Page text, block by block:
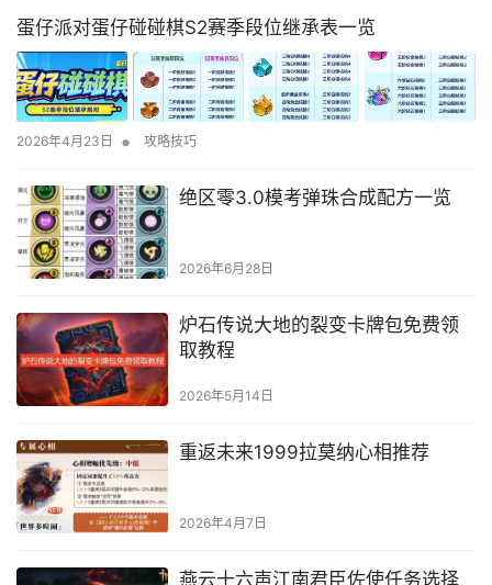
蛋仔派对蛋仔碰碰棋S2赛季段位继承表一览
2026年4月23日 • 攻略技巧
绝区零3.0模考弹珠合成配方一览
2026年6月28日
炉石传说大地的裂变卡牌包免费领
取教程
2026年5月14日
重返未来1999拉莫纳心相推荐
2026年4月7日
燕云十六声江南君臣佐使任务选择